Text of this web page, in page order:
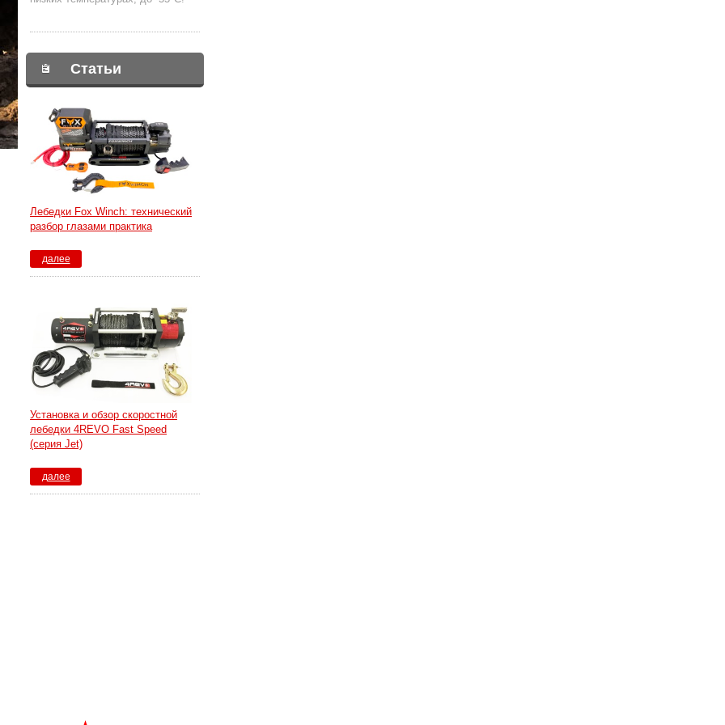
Статьи
Лебедки Fox Winch: технический
разбор глазами практика
далее
Установка и обзор скоростной
лебедки 4REVO Fast Speed
(серия Jet)
далее